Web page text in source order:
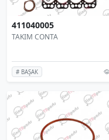
411040005
TAKIM CONTA
# BAŞAK